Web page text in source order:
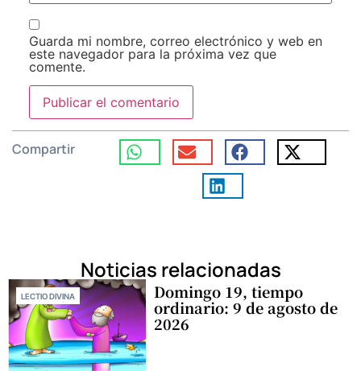
Guarda mi nombre, correo electrónico y web en
este navegador para la próxima vez que
comente.
Compartir
Noticias relacionadas
LECTIO DIVINA Domingo 19, tiempo
ordinario: 9 de agosto de
2026